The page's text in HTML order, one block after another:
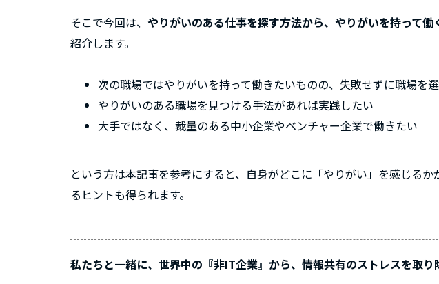
そこで今回は、 やりがいのある仕事を探す方法から、やりがいを持って働
紹介します。
次の職場ではやりがいを持って働きたいものの、失敗せずに職場を
やりがいのある職場を見つける手法があれば実践したい
大手ではなく、裁量のある中小企業やベンチャー企業で働きたい
という方は本記事を参考にすると、自身がどこに「やりがい」を感じる
るヒントも得られます。
私たちと一緒に、世界中の『非IT企業』から、情報共有のストレスを取り